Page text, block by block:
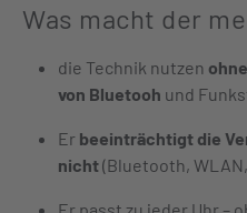
Was macht der
die Technik nutzen
von Bluetooh und
Er beeinträchtigt die
nicht(Bluetooth,